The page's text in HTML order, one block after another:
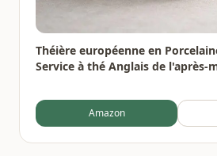
Théière européenne en
Service à thé Anglais de l'après-
Amazon